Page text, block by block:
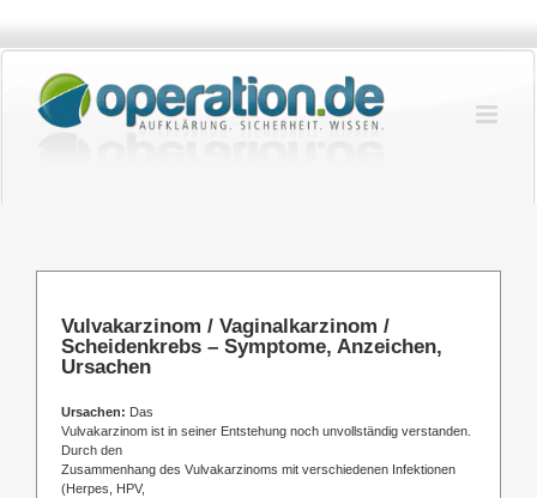
springen
Vulvakarzinom / Vaginalkarzinom /
Scheidenkrebs – Symptome, Anzeichen,
Ursachen
Ursachen: Das
Vulvakarzinom ist in seiner Entstehung noch unvollständig verstanden.
Durch den
Zusammenhang des Vulvakarzinoms mit verschiedenen Infektionen
(Herpes, HPV,